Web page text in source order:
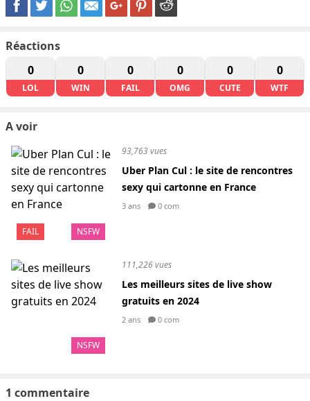
Réactions
0
LOL
0
WIN
0
FAIL
0
OMG
0
CUTE
0
WTF
A voir
FAIL NSFW
93,763 vues
Uber Plan Cul : le site de rencontres
sexy qui cartonne en France
3 ans 0 com
NSFW
111,226 vues
Les meilleurs sites de live show
gratuits en 2024
2 ans 0 com
1 commentaire